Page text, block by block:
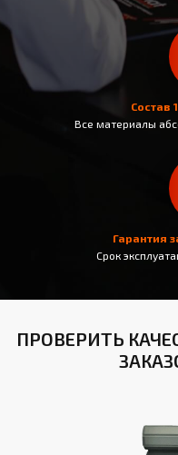
Состав
Все материалы
Гарантия
Срок
ПРОВЕРИТЬ